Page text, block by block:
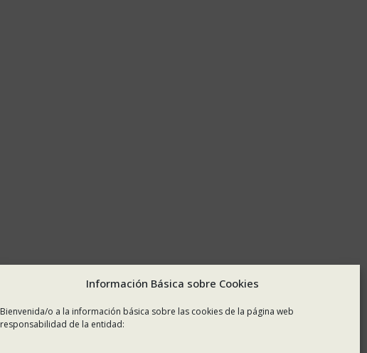
Información Básica sobre Cookies
Bienvenida/o a la información básica sobre las cookies de la página web
responsabilidad de la entidad: